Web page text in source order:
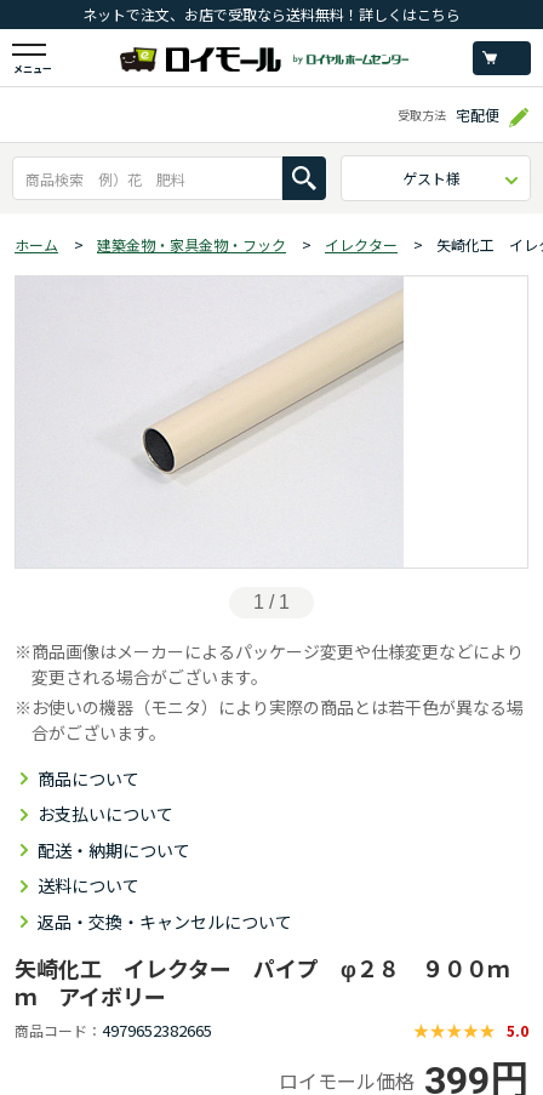
ネットで注文、お店で受取なら送料無料！詳しくはこちら
メニュー
受取方法 宅配便
ゲスト様
ホーム > 建築金物・家具金物・フック > イレクター > 矢崎化工 イ
1 / 1
商品画像はメーカーによるパッケージ変更や仕様変更などにより
変更される場合がございます。
お使いの機器（モニタ）により実際の商品とは若干色が異なる場
合がございます。
商品について
お支払いについて
配送・納期について
送料について
返品・交換・キャンセルについて
矢崎化工 イレクター パイプ φ２８ ９００ｍ
ｍ アイボリー
商品コード 4979652382665 5.0
ロイモール価格 399円